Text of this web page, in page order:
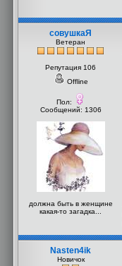
совушкаЯ
Ветеран
Репутация 106
Offline
Пол:
Сообщений: 1306
должна быть в женщине
какая-то загадка...
Nasten4ik
Новичок